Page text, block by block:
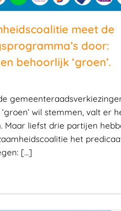
meet de
door:
behoorlijk ‘groen’.
wil stemmen, valt er
Maar liefst drie partijen
het
[...]